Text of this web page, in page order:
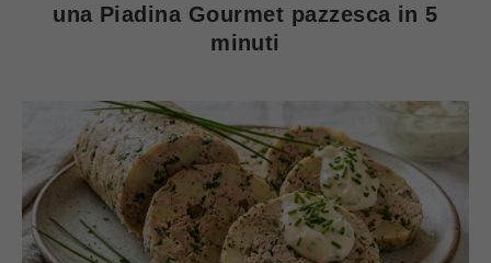
una Piadina Gourmet pazzesca in 5
minuti